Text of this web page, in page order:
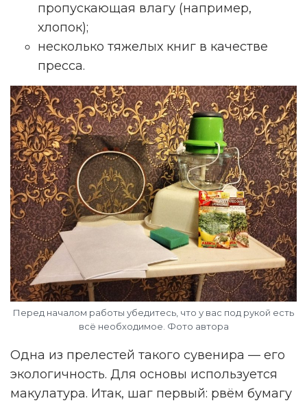
пропускающая влагу (например,
хлопок);
несколько тяжелых книг в качестве
пресса.
Перед началом работы убедитесь, что у вас под рукой есть
всё необходимое. Фото автора
Одна из прелестей такого сувенира — его
экологичность. Для основы используется
макулатура. Итак, шаг первый: рвём бумагу